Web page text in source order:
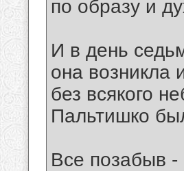
по образу и
И в день
она возникла
без всякого
Пальтишко
Все позабыв -